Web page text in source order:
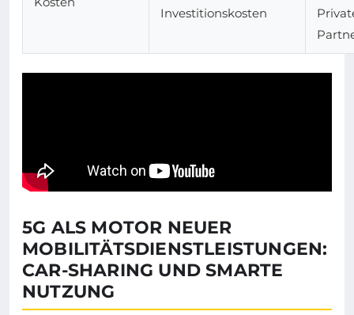
Investitionskosten
5G ALS MOTOR NEUER
MOBILITÄTSDIENSTLEISTUNGEN:
CAR-SHARING UND SMARTE
NUTZUNG